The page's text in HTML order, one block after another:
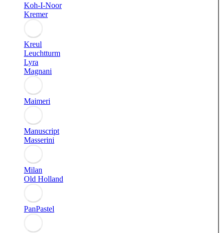
Koh-I-Noor
Kremer
Kreul
Leuchtturm
Lyra
Magnani
Maimeri
Manuscript
Masserini
Milan
Old Holland
PanPastel